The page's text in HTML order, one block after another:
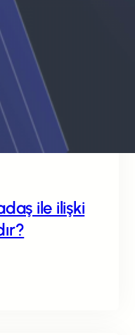
ile ilişki